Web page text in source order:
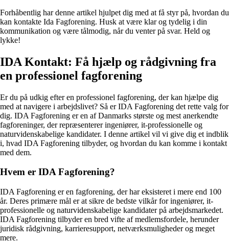
Forhåbentlig har denne artikel hjulpet dig med at få styr på, hvordan du
kan kontakte Ida Fagforening. Husk at være klar og tydelig i din
kommunikation og være tålmodig, når du venter på svar. Held og
lykke!
IDA Kontakt: Få hjælp og rådgivning fra
en professionel fagforening
Er du på udkig efter en professionel fagforening, der kan hjælpe dig
med at navigere i arbejdslivet? Så er IDA Fagforening det rette valg for
dig. IDA Fagforening er en af Danmarks største og mest anerkendte
fagforeninger, der repræsenterer ingeniører, it-professionelle og
naturvidenskabelige kandidater. I denne artikel vil vi give dig et indblik
i, hvad IDA Fagforening tilbyder, og hvordan du kan komme i kontakt
med dem.
Hvem er IDA Fagforening?
IDA Fagforening er en fagforening, der har eksisteret i mere end 100
år. Deres primære mål er at sikre de bedste vilkår for ingeniører, it-
professionelle og naturvidenskabelige kandidater på arbejdsmarkedet.
IDA Fagforening tilbyder en bred vifte af medlemsfordele, herunder
juridisk rådgivning, karrieresupport, netværksmuligheder og meget
mere.